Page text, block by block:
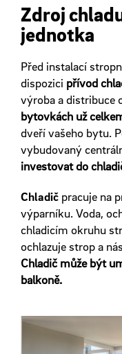
Zdroj
jednotka
Před instalací
dispozici přívod
výroba a distribuce
bytovkách už
dveří vašeho bytu.
vybudovaný
investovat do
Chladič pracuje na
výparníku. Voda,
chladicím okruhu
ochlazuje strop a
Chladič může být
balkoně.